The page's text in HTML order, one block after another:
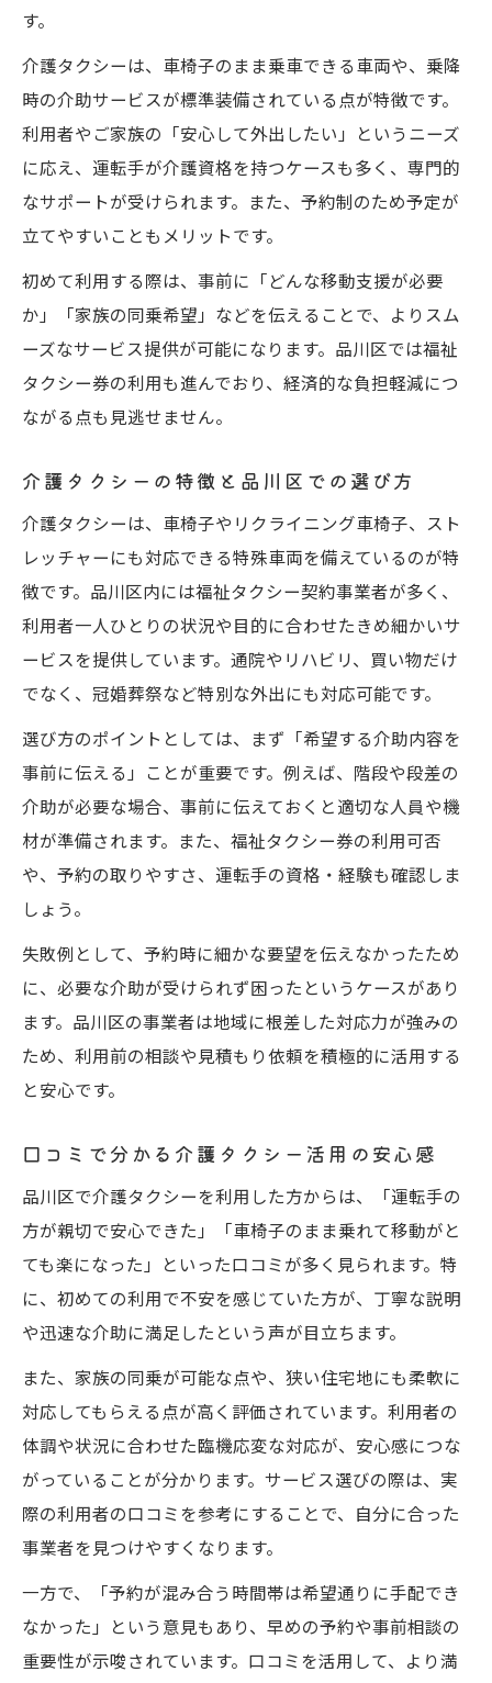
品川区で安心できる移動支援体制とは
口コミに見る介護タクシーの信頼性
急な外出も安心な介護タクシーサービス
乗り降りも快適な介護タクシーの工夫
介護タクシーで通院や買い物を快適サポート
通院サポートに最適な介護タクシーの魅力
買い物も安心できる介護タクシーの対応力
品川区の介護タクシーで日常がもっと快適
に
介護タクシー活用で家族の負担を軽減
福祉タクシー券を利用した賢い移動支援術
福祉タクシー券と介護タクシーの活用ポイ
ント
品川区で使える福祉タクシー券利用法
料金を抑えて介護タクシーを利用する方法
介護タクシーと福祉タクシーの上手な併用
術
口コミで話題の賢い移動支援テクニック
家族と一緒に楽しむ介護タクシーでのお出かけ
介護タクシーで家族と安心して外出を満喫
付き添い家族も快適な介護タクシーの理由
口コミから学ぶ家族利用のメリット
品川区の介護タクシーで思い出作り
す。
介護タクシーは、車椅子のまま乗車できる車両や、乗降
時の介助サービスが標準装備されている点が特徴です。
利用者やご家族の「安心して外出したい」というニーズ
に応え、運転手が介護資格を持つケースも多く、専門的
なサポートが受けられます。また、予約制のため予定が
立てやすいこともメリットです。
初めて利用する際は、事前に「どんな移動支援が必要
か」「家族の同乗希望」などを伝えることで、よりスム
ーズなサービス提供が可能になります。品川区では福祉
タクシー券の利用も進んでおり、経済的な負担軽減につ
ながる点も見逃せません。
介護タクシーの特徴と品川区での選び方
介護タクシーは、車椅子やリクライニング車椅子、スト
レッチャーにも対応できる特殊車両を備えているのが特
徴です。品川区内には福祉タクシー契約事業者が多く、
利用者一人ひとりの状況や目的に合わせたきめ細かいサ
ービスを提供しています。通院やリハビリ、買い物だけ
でなく、冠婚葬祭など特別な外出にも対応可能です。
選び方のポイントとしては、まず「希望する介助内容を
事前に伝える」ことが重要です。例えば、階段や段差の
介助が必要な場合、事前に伝えておくと適切な人員や機
材が準備されます。また、福祉タクシー券の利用可否
や、予約の取りやすさ、運転手の資格・経験も確認しま
しょう。
失敗例として、予約時に細かな要望を伝えなかったため
に、必要な介助が受けられず困ったというケースがあり
ます。品川区の事業者は地域に根差した対応力が強みの
ため、利用前の相談や見積もり依頼を積極的に活用する
と安心です。
口コミで分かる介護タクシー活用の安心感
品川区で介護タクシーを利用した方からは、「運転手の
方が親切で安心できた」「車椅子のまま乗れて移動がと
ても楽になった」といった口コミが多く見られます。特
に、初めての利用で不安を感じていた方が、丁寧な説明
や迅速な介助に満足したという声が目立ちます。
また、家族の同乗が可能な点や、狭い住宅地にも柔軟に
対応してもらえる点が高く評価されています。利用者の
体調や状況に合わせた臨機応変な対応が、安心感につな
がっていることが分かります。サービス選びの際は、実
際の利用者の口コミを参考にすることで、自分に合った
事業者を見つけやすくなります。
一方で、「予約が混み合う時間帯は希望通りに手配でき
なかった」という意見もあり、早めの予約や事前相談の
重要性が示唆されています。口コミを活用して、より満